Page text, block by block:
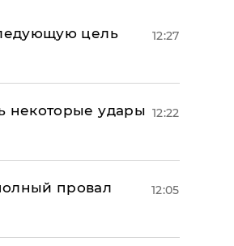
цель
12:27
некоторые удары 12:22
провал
12:05